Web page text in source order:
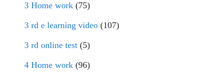
3 Home work (75)
3 rd e learning video (107)
3 rd online test (5)
4 Home work (96)